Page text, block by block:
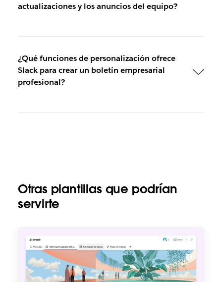
actualizaciones y los anuncios del equipo?
¿Qué funciones de personalización ofrece
Slack para crear un boletín empresarial
profesional?
Otras plantillas que podrían
servirte